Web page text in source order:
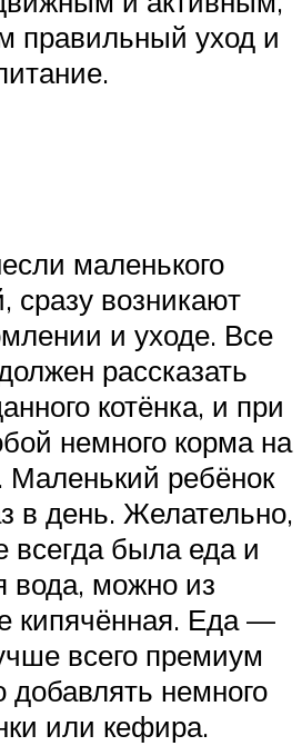
правильный уход и
маленького
сразу возникают
и уходе. Все
рассказать
котёнка, и при
немного корма на
Маленький ребёнок
в день. Желательно,
всегда была еда и
вода, можно из
кипячённая. Еда —
всего премиум
немного
или кефира.